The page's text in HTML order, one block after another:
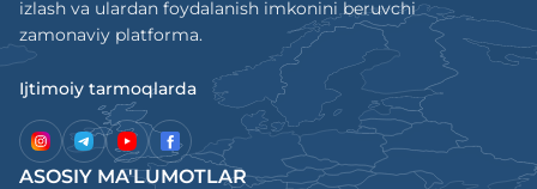
izlash va ulardan foydalanish imkonini beruvchi
zamonaviy platforma.
Ijtimoiy tarmoqlarda
ASOSIY MA'LUMOTLAR